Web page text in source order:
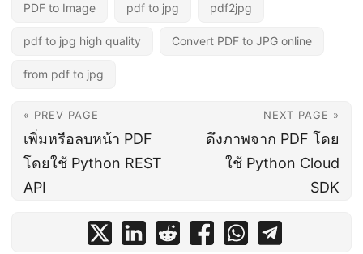
PDF to Image pdf to jpg pdf2jpg
pdf to jpg high quality Convert PDF to JPG online
from pdf to jpg
« PREV PAGE
เพิ่มหรือลบหน้า PDF
โดยใช้ Python REST
API
NEXT PAGE »
ดึงภาพจาก PDF โดย
ใช้ Python Cloud
SDK